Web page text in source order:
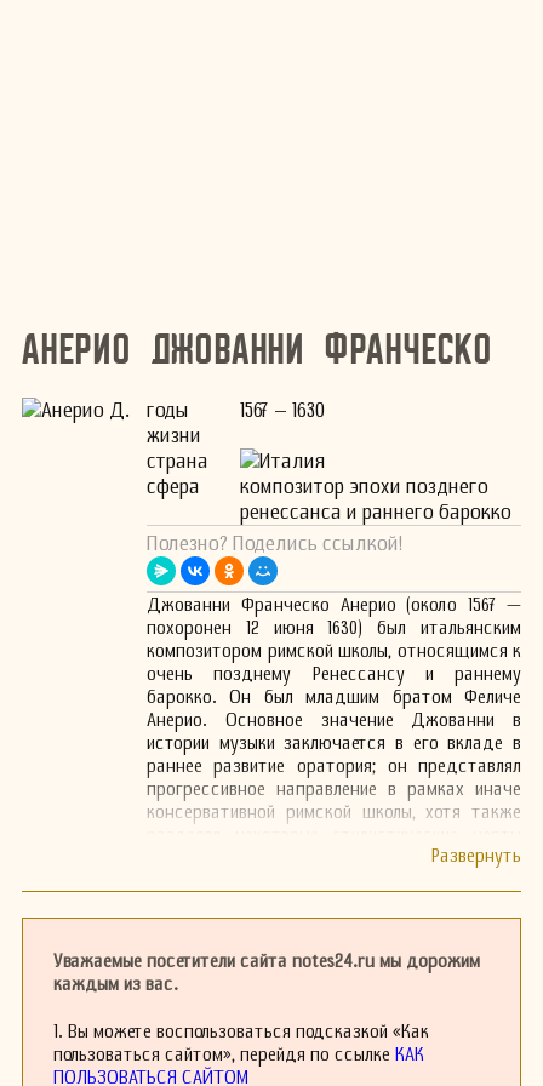
Анерио Джованни Франческо
годы
жизни
1567 – 1630
страна
Италия
сфера
композитор эпохи позднего
ренессанса и раннего барокко
Полезно? Поделись ссылкой!
Джованни Франческо Анерио (около 1567 —
похоронен 12 июня 1630) был итальянским
композитором римской школы, относящимся к
очень позднему Ренессансу и раннему
барокко. Он был младшим братом Феличе
Анерио. Основное значение Джованни в
истории музыки заключается в его вкладе в
раннее развитие оратория; он представлял
прогрессивное направление в рамках иначе
консервативной римской школы, хотя также
своего брата, который во многом был обязан
возраста явно решил стать священником и
стал связан с Ораторием Филиппо Нери около
органистом в Сант- Марчелло и, вероятно,
стал маэстро ди капелла в Базилике Святого
Иоанна Латеранского после Франческо
Уважаемые посетители сайта notes24.ru мы дорожим
каждым из вас.
1. Вы можете воспользоваться подсказкой «Как
пользоваться сайтом», перейдя по ссылке КАК
ПОЛЬЗОВАТЬСЯ САЙТОМ